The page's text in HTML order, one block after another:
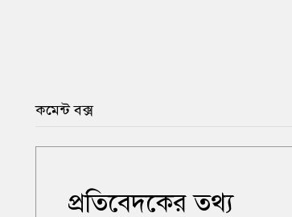
কমেন্ট বক্স
প্রতিবেদকের তথ্য